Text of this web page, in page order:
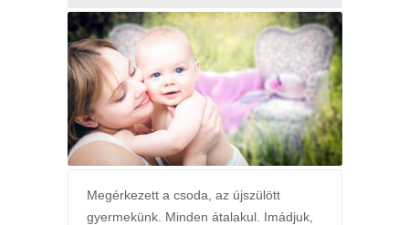
Megérkezett a csoda, az újszülött
gyermekünk. Minden átalakul. Imádjuk,